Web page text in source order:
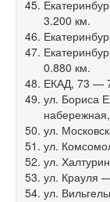
3.200 км.
0.880 км.
ЕКАД, 73 —
ул. Бориса
ул.
ул.
ул.
ул. Крауля
ул.